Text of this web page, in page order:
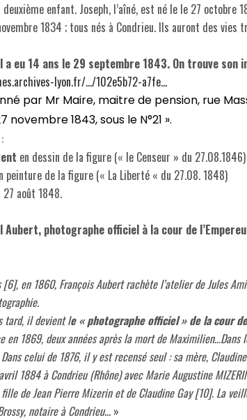
enfant. Joseph, l’aîné, est né le le 27 octobre
1834 ; tous nés à Condrieu. Ils auront des vies
a eu 14 ans le 29 septembre 1843. On trouve son
lyon.fr/…/102e5b72-a7fe…
par Mr Maire, maitre de pension, rue
novembre 1843, sous le N°21 ».
en dessin de la figure (« le Censeur » du 27.08.1846)
peinture de la figure (« La Liberté « du 27.08. 1848)
août 1848.
Aubert, photographe officiel à la cour de
[6], en 1860, François Aubert rachète l’atelier de Jules
tard, il devient le « photographe officiel » de la cour
en 1869, deux années après la mort de
Dans celui de 1876, il y est recensé seul : sa mère,
1884 à Condrieu (Rhône) avec Marie Augustine
fille de Jean Pierre Mizerin et de Claudine Gay [10]. La
notaire à Condrieu… »